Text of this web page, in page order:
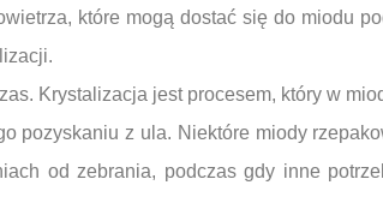
które mogą dostać się do miodu
Krystalizacja jest procesem, który w
pozyskaniu z ula. Niektóre miody
od zebrania, podczas gdy inne